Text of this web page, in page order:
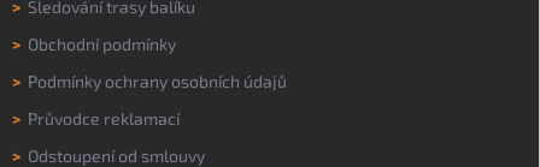
> Sledování trasy balíku
> Obchodní podmínky
> Podmínky ochrany osobních údajů
> Průvodce reklamací
> Odstoupení od smlouvy